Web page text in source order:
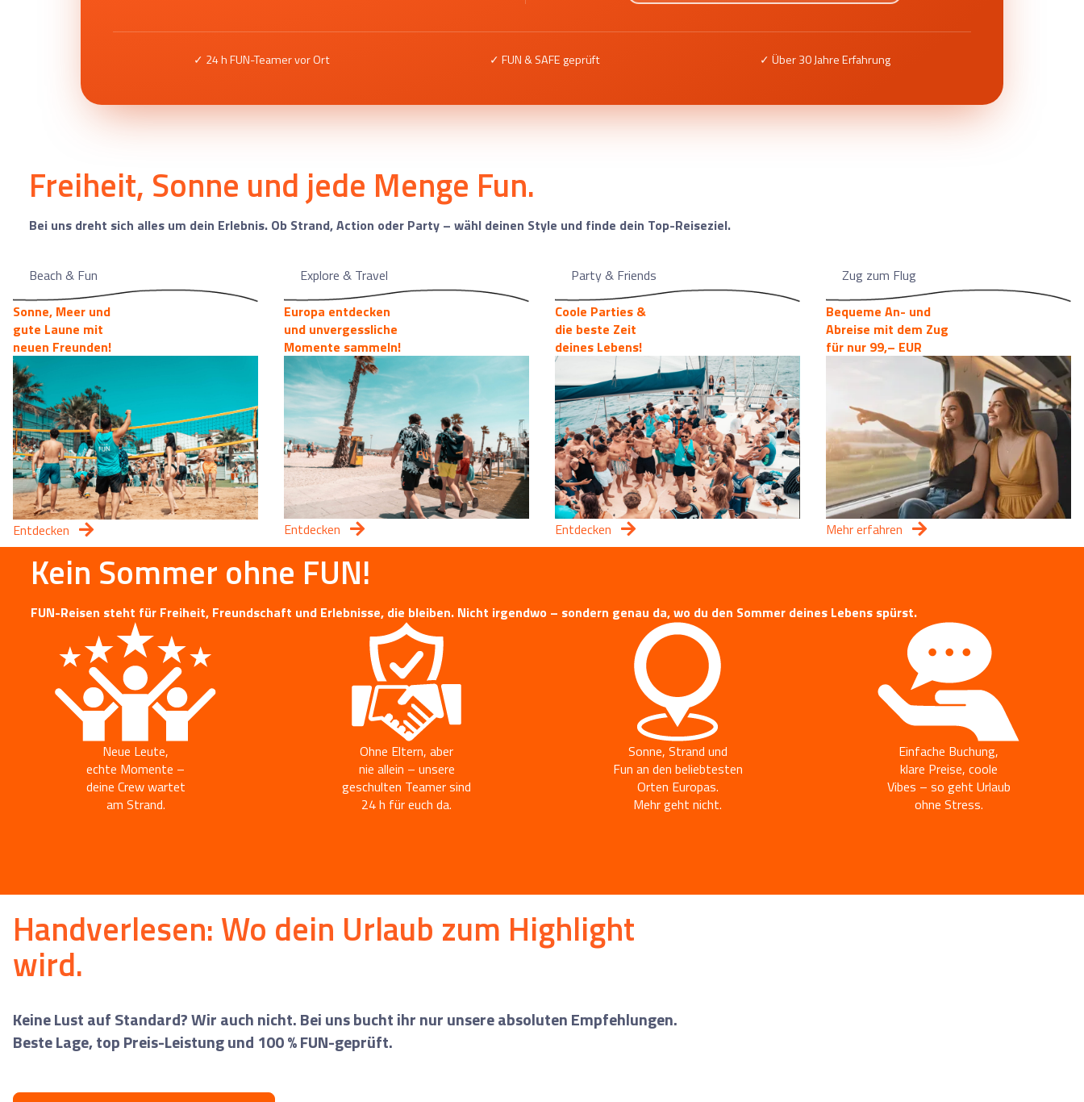
Reise/n auf deiner Merkliste
Keine Reisen auf der Merkliste
✓ 24 h FUN-Teamer vor Ort ✓ FUN & SAFE geprüft ✓ Über 30 Jahre Erfahrung
Freiheit, Sonne und jede Menge Fun.
Bei uns dreht sich alles um dein Erlebnis. Ob Strand, Action oder Party – wähl deinen Style und finde dein Top-Reiseziel.
Beach & Fun
Sonne, Meer und
gute Laune mit
neuen Freunden!
Entdecken
Explore & Travel
Europa entdecken
und unvergessliche
Momente sammeln!
Entdecken
Party & Friends
Coole Parties &
die beste Zeit
deines Lebens!
Entdecken
Zug zum Flug
Bequeme An- und
Abreise mit dem Zug
für nur 99,– EUR
Mehr erfahren
Kein Sommer ohne FUN!
FUN-Reisen steht für Freiheit, Freundschaft und Erlebnisse, die bleiben. Nicht irgendwo – sondern genau da, wo du den Sommer deines Lebens spürst.
Neue Leute,
echte Momente –
deine Crew wartet
am Strand.
Ohne Eltern, aber
nie allein – unsere
geschulten Teamer sind
24 h für euch da.
Sonne, Strand und
Fun an den beliebtesten
Orten Europas.
Mehr geht nicht.
Einfache Buchung,
klare Preise, coole
Vibes – so geht Urlaub
ohne Stress.
Handverlesen: Wo dein Urlaub zum Highlight
wird.
Keine Lust auf Standard? Wir auch nicht. Bei uns bucht ihr nur unsere absoluten Empfehlungen.
Beste Lage, top Preis-Leistung und 100 % FUN-geprüft.